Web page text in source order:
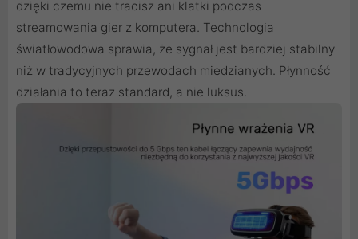
dzięki czemu nie tracisz ani klatki podczas
streamowania gier z komputera. Technologia
światłowodowa sprawia, że sygnał jest bardziej stabilny
niż w tradycyjnych przewodach miedzianych. Płynność
działania to teraz standard, a nie luksus.